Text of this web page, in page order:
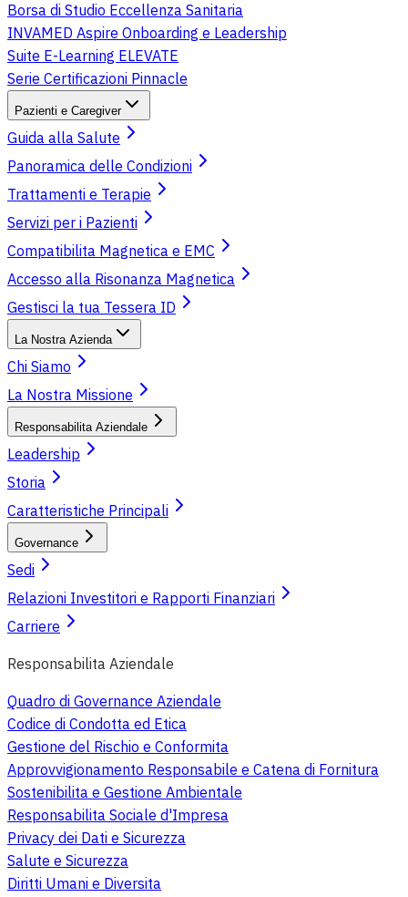
Borsa di Studio Eccellenza Sanitaria
INVAMED Aspire Onboarding e Leadership
Suite E-Learning ELEVATE
Serie Certificazioni Pinnacle
Pazienti e Caregiver
Guida alla Salute
Panoramica delle Condizioni
Trattamenti e Terapie
Servizi per i Pazienti
Compatibilita Magnetica e EMC
Accesso alla Risonanza Magnetica
Gestisci la tua Tessera ID
La Nostra Azienda
Chi Siamo
La Nostra Missione
Responsabilita Aziendale
Leadership
Storia
Caratteristiche Principali
Governance
Sedi
Relazioni Investitori e Rapporti Finanziari
Carriere
Responsabilita Aziendale
Quadro di Governance Aziendale
Codice di Condotta ed Etica
Gestione del Rischio e Conformita
Approvvigionamento Responsabile e Catena di Fornitura
Sostenibilita e Gestione Ambientale
Responsabilita Sociale d'Impresa
Privacy dei Dati e Sicurezza
Salute e Sicurezza
Diritti Umani e Diversita